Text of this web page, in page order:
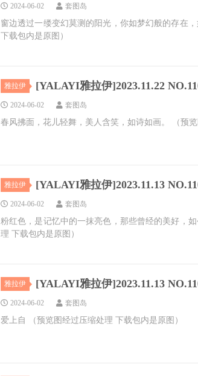
2024-06-02 套图岛
窗边透过一缕变幻莫测的阳光，你如梦幻般的存在
下载包内是原图）
雅拉伊 [YALAYI雅拉伊]2023.11.22
2024-06-02 套图岛
春风拂面，花儿轻舞，美人含笑，如诗如画。 （预
雅拉伊 [YALAYI雅拉伊]2023.11.13
2024-06-02 套图岛
粉红色，是记忆中的一抹亮色，那些曾经的美好，
理 下载包内是原图）
雅拉伊 [YALAYI雅拉伊]2023.11.13
2024-06-02 套图岛
爱上自 （预览图经过压缩处理 下载包内是原图）